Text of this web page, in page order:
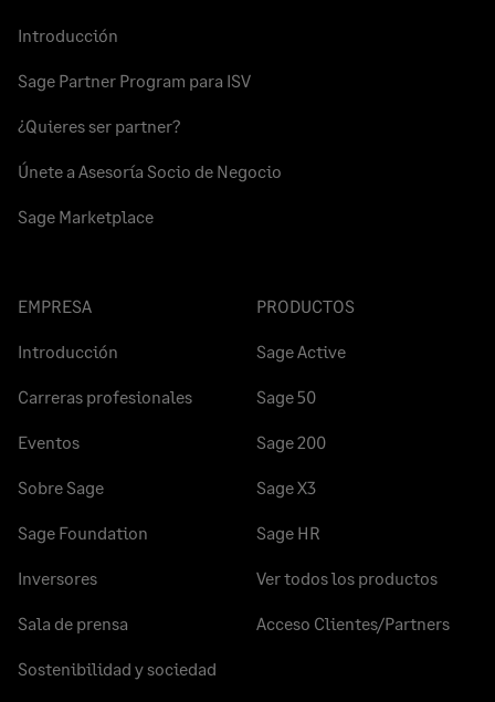
Introducción
Sage Partner Program para ISV
¿Quieres ser partner?
Únete a Asesoría Socio de Negocio
Sage Marketplace
EMPRESA
Introducción
Carreras profesionales
Eventos
Sobre Sage
Sage Foundation
Inversores
Sala de prensa
Sostenibilidad y sociedad
PRODUCTOS
Sage Active
Sage 50
Sage 200
Sage X3
Sage HR
Ver todos los productos
Acceso Clientes/Partners